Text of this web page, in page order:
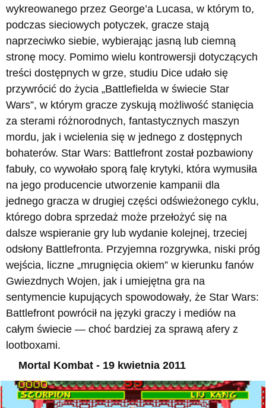
wykreowanego przez George’a Lucasa, w którym to,
podczas sieciowych potyczek, gracze stają
naprzeciwko siebie, wybierając jasną lub ciemną
stronę mocy. Pomimo wielu kontrowersji dotyczących
treści dostępnych w grze, studiu Dice udało się
przywrócić do życia „Battlefielda w świecie Star
Wars”, w którym gracze zyskują możliwość stanięcia
za sterami różnorodnych, fantastycznych maszyn
mordu, jak i wcielenia się w jednego z dostępnych
bohaterów. Star Wars: Battlefront został pozbawiony
fabuły, co wywołało sporą falę krytyki, która wymusiła
na jego producencie utworzenie kampanii dla
jednego gracza w drugiej części odświeżonego cyklu,
którego dobra sprzedaż może przełożyć się na
dalsze wspieranie gry lub wydanie kolejnej, trzeciej
odsłony Battlefronta. Przyjemna rozgrywka, niski próg
wejścia, liczne „mrugnięcia okiem” w kierunku fanów
Gwiezdnych Wojen, jak i umiejętna gra na
sentymencie kupujących spowodowały, że Star Wars:
Battlefront powrócił na języki graczy i mediów na
całym świecie — choć bardziej za sprawą afery z
lootboxami.
Mortal Kombat - 19 kwietnia 2011